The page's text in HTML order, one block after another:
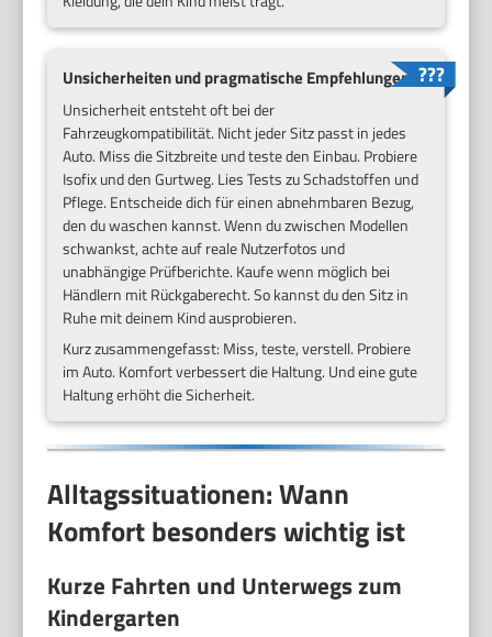
Unsicherheiten und pragmatische Empfehlungen
Unsicherheit entsteht oft bei der
Fahrzeugkompatibilität. Nicht jeder Sitz passt in jedes
Auto. Miss die Sitzbreite und teste den Einbau. Probiere
Isofix und den Gurtweg. Lies Tests zu Schadstoffen und
Pflege. Entscheide dich für einen abnehmbaren Bezug,
den du waschen kannst. Wenn du zwischen Modellen
schwankst, achte auf reale Nutzerfotos und
unabhängige Prüfberichte. Kaufe wenn möglich bei
Händlern mit Rückgaberecht. So kannst du den Sitz in
Ruhe mit deinem Kind ausprobieren.
Kurz zusammengefasst: Miss, teste, verstell. Probiere
im Auto. Komfort verbessert die Haltung. Und eine gute
Haltung erhöht die Sicherheit.
Alltagssituationen: Wann
Komfort besonders wichtig ist
Kurze Fahrten und Unterwegs zum
Kindergarten